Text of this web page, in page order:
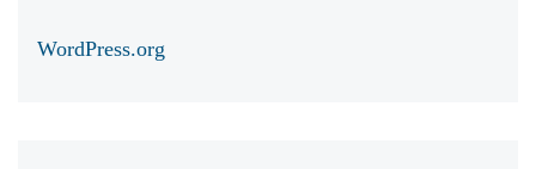
WordPress.org